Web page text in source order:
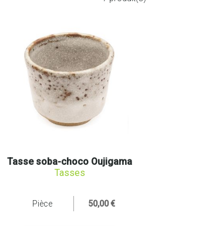
Tasse soba-choco Oujigama
Tasses
Pièce 50,00 €